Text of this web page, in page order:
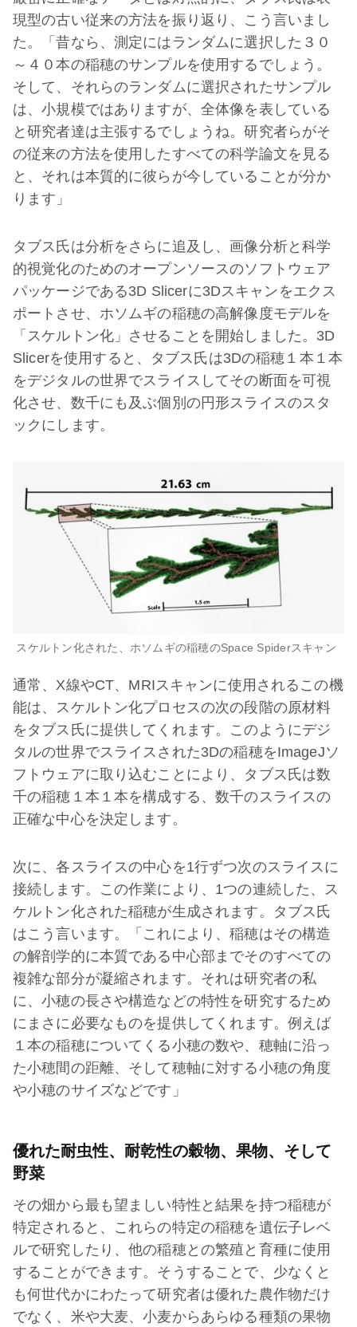
現型の古い従来の方法を振り返り、こう言いまし
た。「昔なら、測定にはランダムに選択した３０
～４０本の稲穂のサンプルを使用するでしょう。
そして、それらのランダムに選択されたサンプル
は、小規模ではありますが、全体像を表している
と研究者達は主張するでしょうね。研究者らがそ
の従来の方法を使用したすべての科学論文を見る
と、それは本質的に彼らが今していることが分か
ります」
タブス氏は分析をさらに追及し、画像分析と科学
的視覚化のためのオープンソースのソフトウェア
パッケージである3D Slicerに3Dスキャンをエクス
ポートさせ、ホソムギの稲穂の高解像度モデルを
「スケルトン化」させることを開始しました。3D
Slicerを使用すると、タブス氏は3Dの稲穂１本１本
をデジタルの世界でスライスしてその断面を可視
化させ、数千にも及ぶ個別の円形スライスのスタ
ックにします。
スケルトン化された、ホソムギの稲穂のSpace Spiderスキャン
通常、X線やCT、MRIスキャンに使用されるこの機
能は、スケルトン化プロセスの次の段階の原材料
をタブス氏に提供してくれます。このようにデジ
タルの世界でスライスされた3Dの稲穂をImageJソ
フトウェアに取り込むことにより、タブス氏は数
千の稲穂１本１本を構成する、数千のスライスの
正確な中心を決定します。
次に、各スライスの中心を1行ずつ次のスライスに
接続します。この作業により、1つの連続した、ス
ケルトン化された稲穂が生成されます。タブス氏
はこう言います。「これにより、稲穂はその構造
の解剖学的に本質である中心部までそのすべての
複雑な部分が凝縮されます。それは研究者の私
に、小穂の長さや構造などの特性を研究するため
にまさに必要なものを提供してくれます。例えば
１本の稲穂についてくる小穂の数や、穂軸に沿っ
た小穂間の距離、そして穂軸に対する小穂の角度
や小穂のサイズなどです」
優れた耐虫性、耐乾性の穀物、果物、そして
野菜
その畑から最も望ましい特性と結果を持つ稲穂が
特定されると、これらの特定の稲穂を遺伝子レベ
ルで研究したり、他の稲穂との繁殖と育種に使用
することができます。そうすることで、少なくと
も何世代かにわたって研究者は優れた農作物だけ
でなく、米や大麦、小麦からあらゆる種類の果物